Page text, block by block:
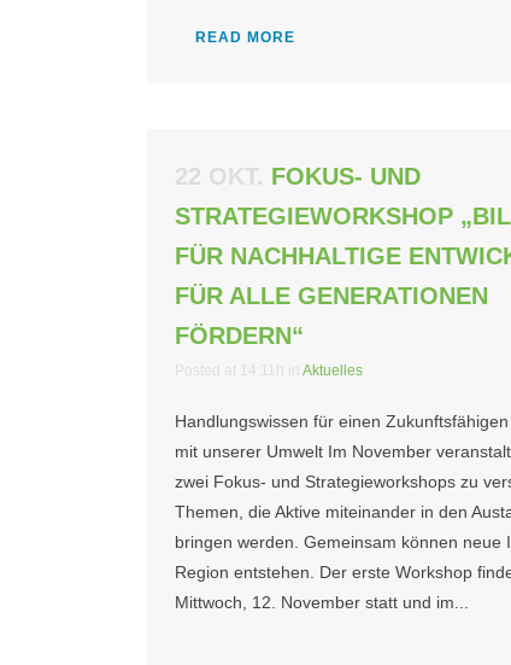
READ MORE
22 OKT. FOKUS- UND
STRATEGIEWORKSHOP
FÜR NACHHALTIGE
FÜR ALLE GENERATIONEN
FÖRDERN“
Posted at 14:11h in Aktuelles
Handlungswissen für einen
mit unserer Umwelt Im November
zwei Fokus- und Strategieworkshops zu
Themen, die Aktive miteinander in den
bringen werden. Gemeinsam können neue
Region entstehen. Der erste Workshop
Mittwoch, 12. November statt und im...